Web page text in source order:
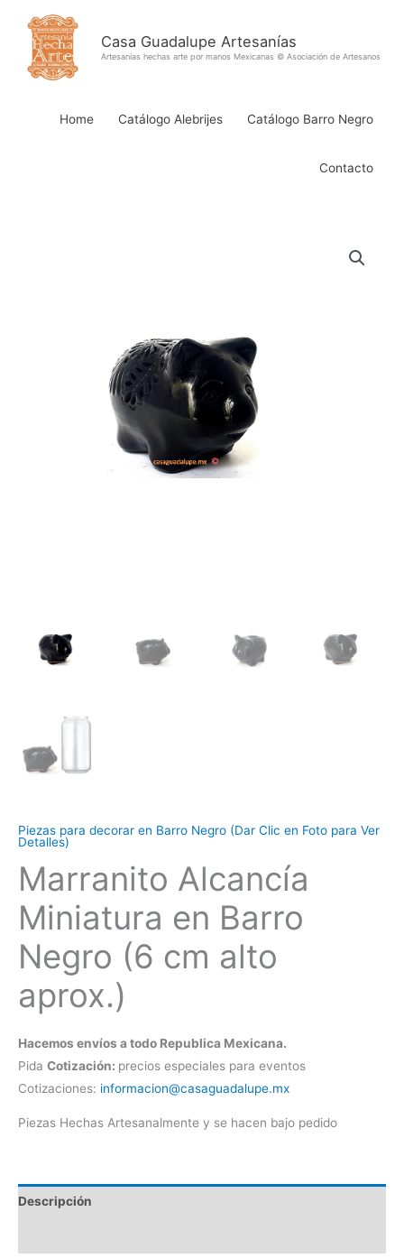
contenido
Casa Guadalupe Artesanías
Artesanías hechas arte por manos Mexicanas © Asociación de Artesanos
Home Catálogo Alebrijes Catálogo Barro Negro
Contacto
Piezas para decorar en Barro Negro (Dar Clic en Foto para Ver
Detalles)
Marranito Alcancía
Miniatura en Barro
Negro (6 cm alto
aprox.)
Hacemos envíos a todo Republica Mexicana.
Pida Cotización: precios especiales para eventos
Cotizaciones: informacion@casaguadalupe.mx
Piezas Hechas Artesanalmente y se hacen bajo pedido
Descripción